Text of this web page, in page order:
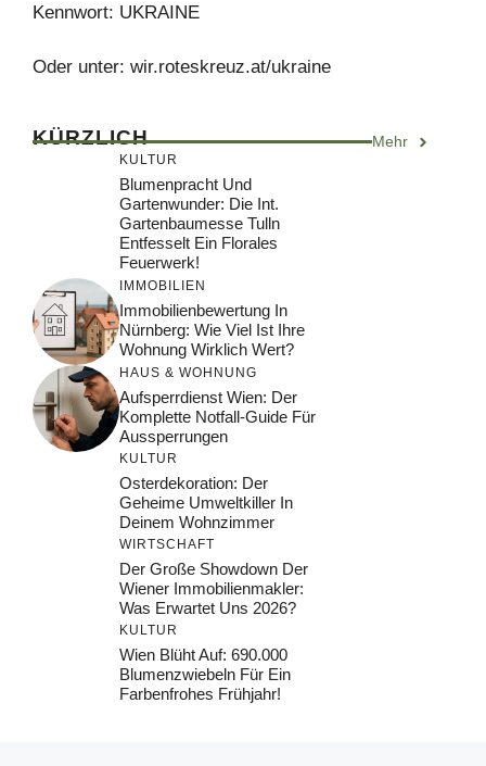
Kennwort: UKRAINE
Oder unter: wir.roteskreuz.at/ukraine
KÜRZLICH Mehr
KULTUR
Blumenpracht Und
Gartenwunder: Die Int.
Gartenbaumesse Tulln
Entfesselt Ein Florales
Feuerwerk!
IMMOBILIEN
Immobilienbewertung In
Nürnberg: Wie Viel Ist Ihre
Wohnung Wirklich Wert?
HAUS & WOHNUNG
Aufsperrdienst Wien: Der
Komplette Notfall-Guide Für
Aussperrungen
KULTUR
Osterdekoration: Der
Geheime Umweltkiller In
Deinem Wohnzimmer
WIRTSCHAFT
Der Große Showdown Der
Wiener Immobilienmakler:
Was Erwartet Uns 2026?
KULTUR
Wien Blüht Auf: 690.000
Blumenzwiebeln Für Ein
Farbenfrohes Frühjahr!